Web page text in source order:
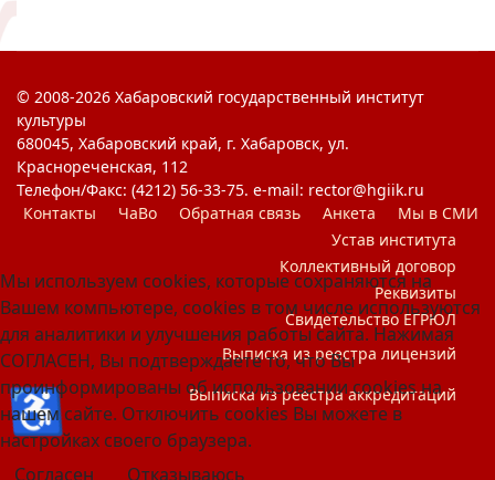
© 2008-2026 Хабаровский государственный институт
культуры
680045, Хабаровский край, г. Хабаровск, ул.
Краснореченская, 112
Телефон/Факс: (4212) 56-33-75. e-mail: rector@hgiik.ru
Контакты
ЧаВо Обратная связь Анкета
Мы в СМИ
Устав института
Коллективный договор
Реквизиты
Свидетельство ЕГРЮЛ
Выписка из реестра лицензий
Выписка из реестра аккредитаций
Мы используем cookies, которые сохраняются на
Вашем компьютере, cookies в том числе используются
для аналитики и улучшения работы сайта. Нажимая
СОГЛАСЕН, Вы подтверждаете то, что Вы
проинформированы об использовании cookies на
нашем сайте. Отключить cookies Вы можете в
настройках своего браузера.
Согласен
Отказываюсь